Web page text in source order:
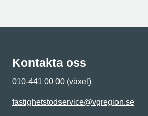
Kontakta oss
010-441 00 00 (växel)
fastighetstodservice@vgregion.se